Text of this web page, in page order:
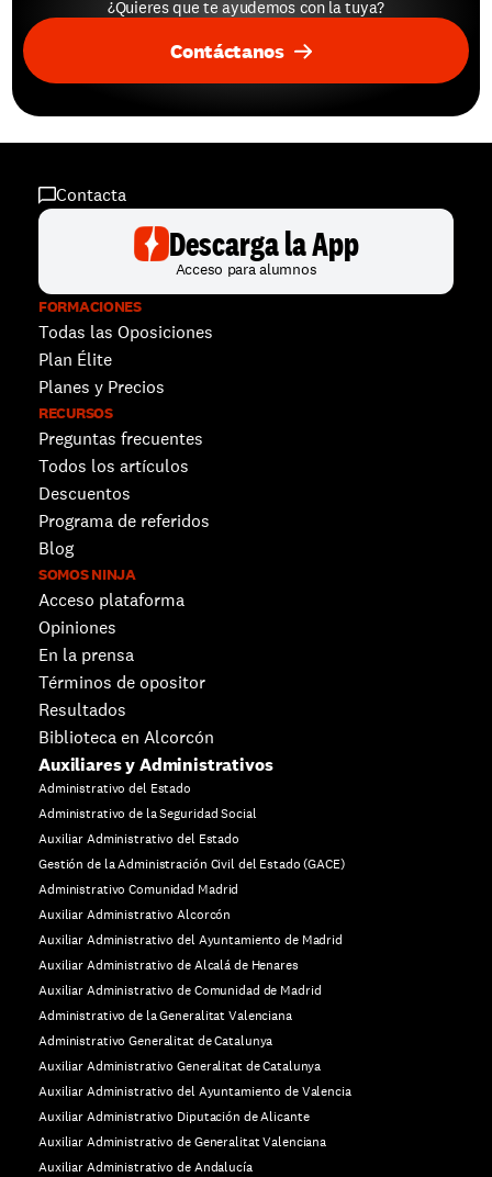
¿Quieres que te ayudemos con la tuya?
Contáctanos
FORMACIONES
Todas las Oposiciones
Plan Élite
Planes y Precios
RECURSOS
Preguntas frecuentes
Todos los artículos
Descuentos
Programa de referidos
Blog
SOMOS NINJA
Acceso plataforma
Opiniones
En la prensa
Términos de opositor
Resultados
Biblioteca en Alcorcón
Contacta
Descarga la App
Acceso para alumnos
Auxiliares y Administrativos
Administrativo del Estado
Administrativo de la Seguridad Social
Auxiliar Administrativo del Estado
Gestión de la Administración Civil del Estado (GACE)
Administrativo Comunidad Madrid
Auxiliar Administrativo Alcorcón
Auxiliar Administrativo del Ayuntamiento de Madrid
Auxiliar Administrativo de Alcalá de Henares
Auxiliar Administrativo de Comunidad de Madrid
Administrativo de la Generalitat Valenciana
Administrativo Generalitat de Catalunya
Auxiliar Administrativo Generalitat de Catalunya
Auxiliar Administrativo del Ayuntamiento de Valencia
Auxiliar Administrativo Diputación de Alicante
Auxiliar Administrativo de Generalitat Valenciana
Auxiliar Administrativo de Andalucía